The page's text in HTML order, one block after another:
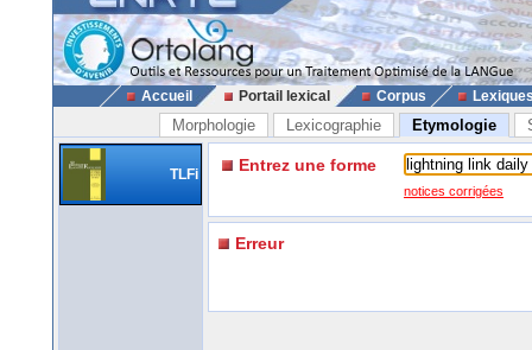
Accueil Portail lexical Corpus
Morphologie Lexicographie Etymologie
TLFi Entrez une forme
notices corrigées
Erreur